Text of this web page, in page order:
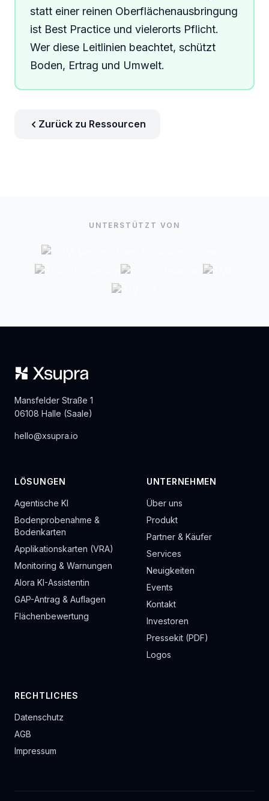
statt einer reinen Oberflächenausbringung
ist Best Practice und vielerorts Pflicht.
Wer diese Leitlinien beachtet, schützt
Boden, Ertrag und Umwelt.
Zurück zu Ressourcen
UNTERSTÜTZT VON
Mansfelder Straße 1
06108 Halle (Saale)
hello@xsupra.io
LÖSUNGEN
Agentische KI
Bodenprobenahme &
Bodenkarten
Applikationskarten (VRA)
Monitoring & Warnungen
Alora KI-Assistentin
GAP-Antrag & Auflagen
Flächenbewertung
UNTERNEHMEN
Über uns
Produkt
Partner & Käufer
Services
Neuigkeiten
Events
Kontakt
Investoren
Pressekit (PDF)
Logos
RECHTLICHES
Datenschutz
AGB
Impressum